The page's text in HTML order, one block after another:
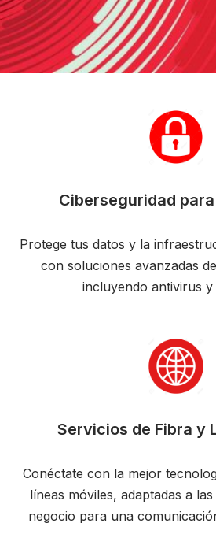
Ciberseguridad
Protege tus datos y la
con soluciones avanzadas
incluyendo antivirus y
Servicios de Fibra y
Conéctate con la mejor
líneas móviles, adaptadas a
negocio para una